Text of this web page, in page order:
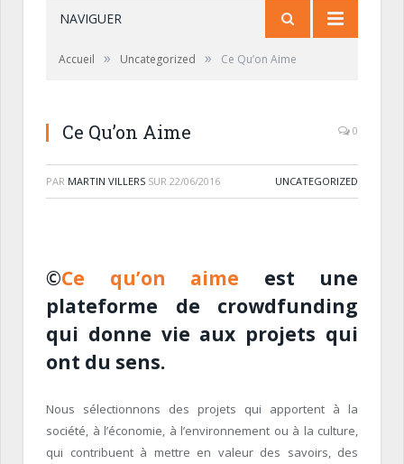
NAVIGUER
Accueil » Uncategorized » Ce Qu’on Aime
Ce Qu’on Aime 0
PAR MARTIN VILLERS SUR 22/06/2016 UNCATEGORIZED
©Ce qu’on aime est une
plateforme de crowdfunding
qui donne vie aux projets qui
ont du sens.
Nous sélectionnons des projets qui apportent à la
société, à l’économie, à l’environnement ou à la culture,
qui contribuent à mettre en valeur des savoirs, des